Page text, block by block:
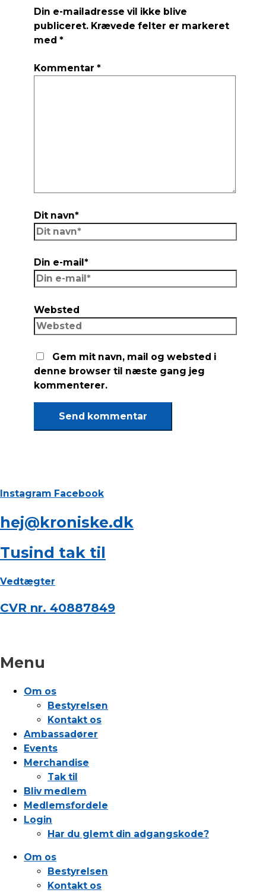
Din e-mailadresse vil ikke blive
publiceret. Krævede felter er markeret
med*
Kommentar*
Dit navn*
Din e-mail*
Websted
Gem mit navn, mail og websted i
denne browser til næste gang jeg
kommenterer.
Instagram Facebook
hej@kroniske.dk
Tusind tak til
Vedtægter
CVR nr. 40887849
Menu
Om os
Bestyrelsen
Kontakt os
Ambassadører
Events
Merchandise
Tak til
Bliv medlem
Medlemsfordele
Login
Har du glemt din adgangskode?
Om os
Bestyrelsen
Kontakt os